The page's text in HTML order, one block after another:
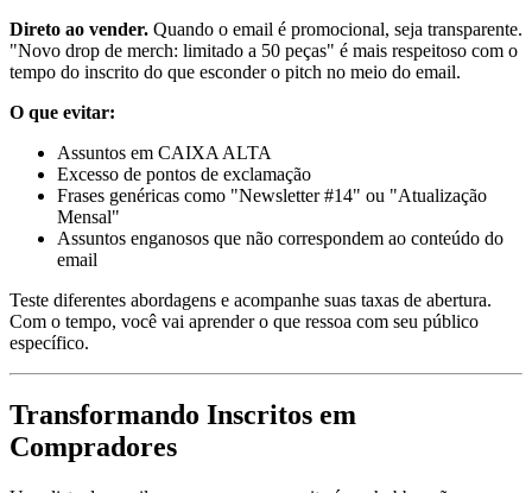
Direto ao vender. Quando o email é promocional, seja transparente.
"Novo drop de merch: limitado a 50 peças" é mais respeitoso com o
tempo do inscrito do que esconder o pitch no meio do email.
O que evitar:
Assuntos em CAIXA ALTA
Excesso de pontos de exclamação
Frases genéricas como "Newsletter #14" ou "Atualização
Mensal"
Assuntos enganosos que não correspondem ao conteúdo do
email
Teste diferentes abordagens e acompanhe suas taxas de abertura.
Com o tempo, você vai aprender o que ressoa com seu público
específico.
Transformando Inscritos em
Compradores